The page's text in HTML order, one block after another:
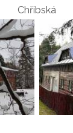
Chřibská